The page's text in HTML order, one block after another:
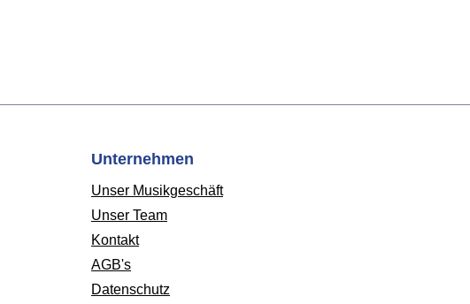
Unternehmen
Unser Musikgeschäft
Unser Team
Kontakt
AGB's
Datenschutz